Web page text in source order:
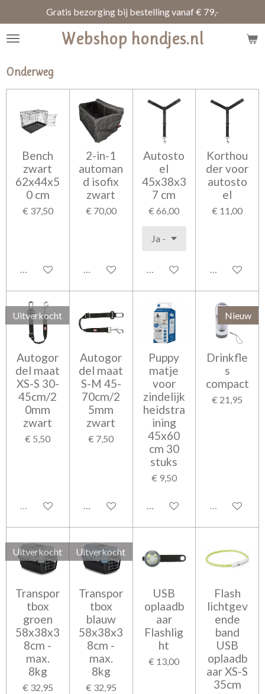
direct
naar
hoofdinhoud
Webshop hondjes.nl
Gratis bezorging bij bestelling vanaf € 79,-
Onderweg
Bench
zwart
62x44x5
0 cm
€ 37,50
In winkelwagen
2-in-1
automan
d isofix
zwart
€ 70,00
In winkelwagen
Autosto
el
45x38x3
7 cm
€ 66,00
In winkelwagen
Korthou
der voor
autosto
el
€ 11,00
In
Uitverkocht
Autogor
del maat
XS-S 30-
45cm/2
0mm
zwart
€ 5,50
Uitverkocht
Autogor
del maat
S-M 45-
70cm/2
5mm
zwart
€ 7,50
In winkelwagen
Puppy
matje
voor
zindelijk
heidstra
ining
45x60
cm 30
stuks
€ 9,50
In winkelwagen
Nieuw
Drinkfle
s
compact
€ 21,95
Uitverkocht
Uitverkocht
Transpor
tbox
groen
58x38x3
8cm -
max.
8kg
€ 32,95
Uitverkocht
Transpor
tbox
blauw
58x38x3
8cm -
max.
8kg
€ 32,95
USB
oplaadb
aar
Flashlig
ht
€ 13,00
Flash
lichtgev
ende
band
USB
oplaadb
aar XS-S
35cm